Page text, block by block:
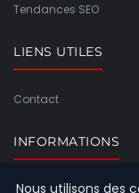
Tendances SEO
LIENS UTILES
Contact
INFORMATIONS
Plan du site
Nous utilisons des